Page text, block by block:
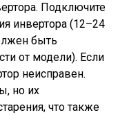
Подключите
инвертора (12–24
быть
от модели). Если
неисправен.
но их
что также